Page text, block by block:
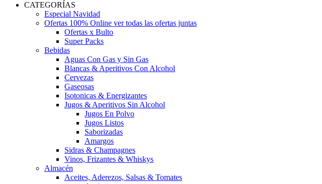
CATEGORÍAS
Especial Navidad
Ofertas 100% Online ver todas las ofertas juntas
Ofertas x Bulto
Super Packs
Bebidas
Aguas Con Gas y Sin Gas
Blancas & Aperitivos Con Alcohol
Cervezas
Gaseosas
Isotonicas & Energizantes
Jugos & Aperitivos Sin Alcohol
Jugos En Polvo
Jugos Listos
Saborizadas
Amargos
Sidras & Champagnes
Vinos, Frizantes & Whiskys
Almacén
Aceites, Aderezos, Salsas & Tomates